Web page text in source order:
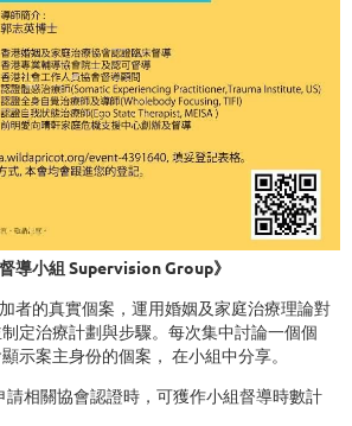
導小組 Supervision Group》
者的真實個案，運用婚姻及家庭治療理論對
定治療計劃與步驟。每次集中討論一個個
示案主身份的個案， 在小組中分享。
相關協會認證時，可獲作小組督導時數計